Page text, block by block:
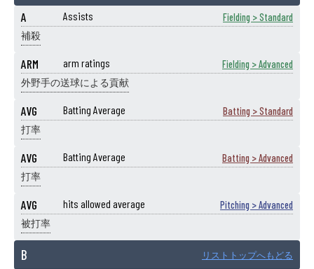
A Assists Fielding > Standard
補殺
ARM arm ratings Fielding > Advanced
外野手の送球による貢献
AVG Batting Average Batting > Standard
打率
AVG Batting Average Batting > Advanced
打率
AVG hits allowed average Pitching > Advanced
被打率
B リストトップへもどる